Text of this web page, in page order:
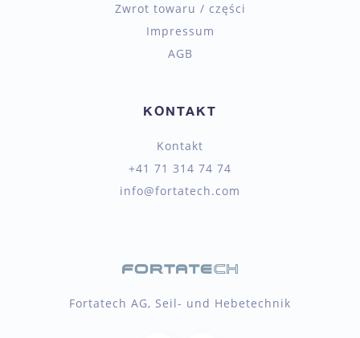
Zwrot towaru / części
Impressum
AGB
KONTAKT
Kontakt
+41 71 314 74 74
info@fortatech.com
Fortatech AG, Seil- und Hebetechnik